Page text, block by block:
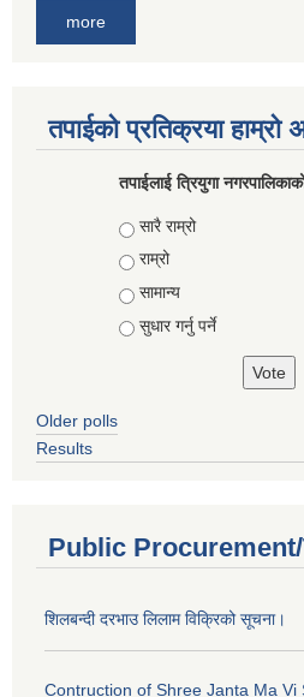
more
तपाईको प्रतिक्रया हाम्रो
तपाईलाई त्रियुगा
Choices
सारै राम्रो
राम्रो
सामान्य
सुधार गर्नु पर्ने
Older polls
Results
Public
शिलबन्दी दरभाउ लिलाम विक्रिको सूचना।
Contruction of Shree Janta Ma Vi